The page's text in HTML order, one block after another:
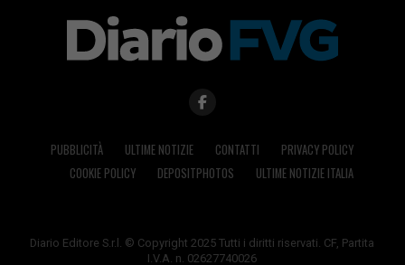
PUBBLICITÀ ULTIME NOTIZIE CONTATTI
PRIVACY POLICY
COOKIE POLICY
DEPOSITPHOTOS ULTIME NOTIZIE ITALIA
Diario Editore S.r.l. © Copyright 2025 Tutti i diritti riservati. CF, Partita
I.V.A. n. 02627740026